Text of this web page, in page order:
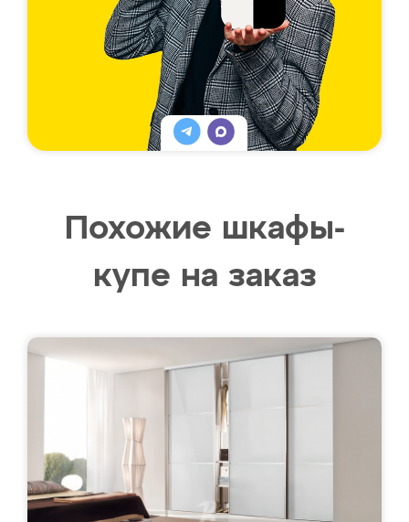
Похожие шкафы-
купе на заказ